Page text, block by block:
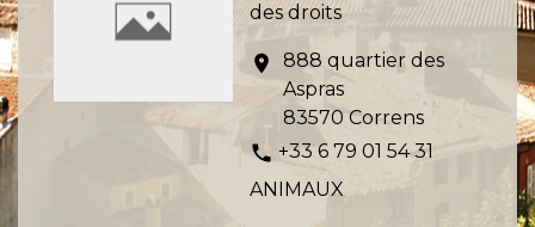
des droits
location_on
888 quartier des
Aspras
83570 Correns
phone +33 6 79 01 54 31
ANIMAUX